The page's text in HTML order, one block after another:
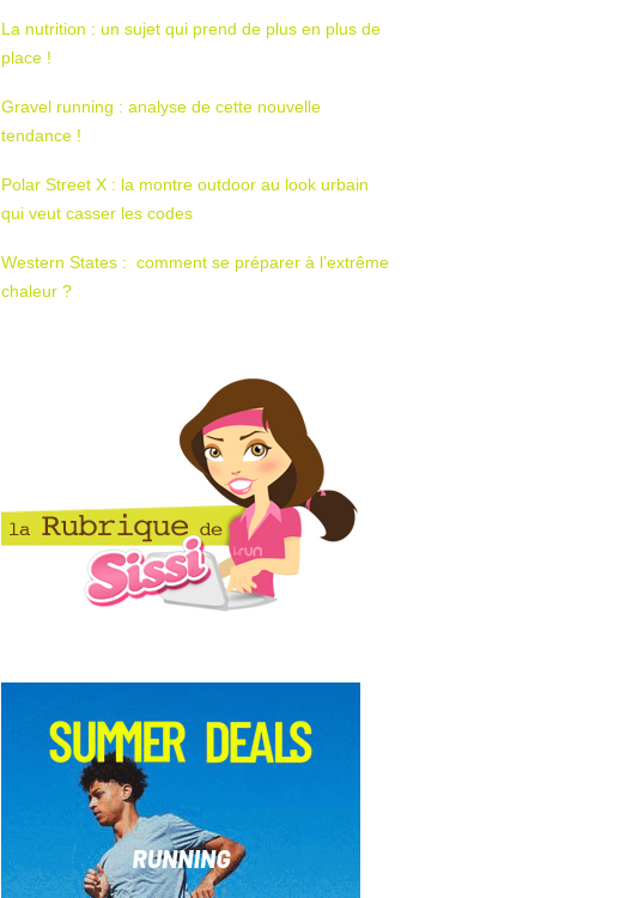
La nutrition : un sujet qui prend de plus en plus de
place !
Gravel running : analyse de cette nouvelle
tendance !
Polar Street X : la montre outdoor au look urbain
qui veut casser les codes
Western States : comment se préparer à l’extrême
chaleur ?